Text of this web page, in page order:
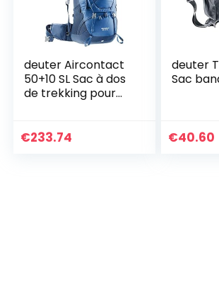
deuter Aircontact
50+10 SL Sac à dos
de trekking pour
€233.74
deuter
Sac
€40.60